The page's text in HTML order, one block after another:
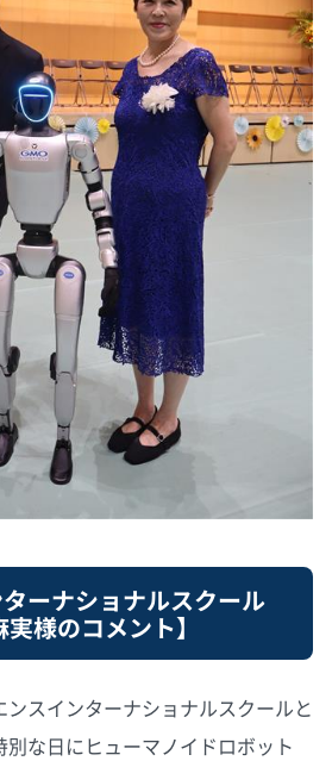
ターナショナルスクール
様のコメント】
スインターナショナルスクールと
別な日にヒューマノイドロボット